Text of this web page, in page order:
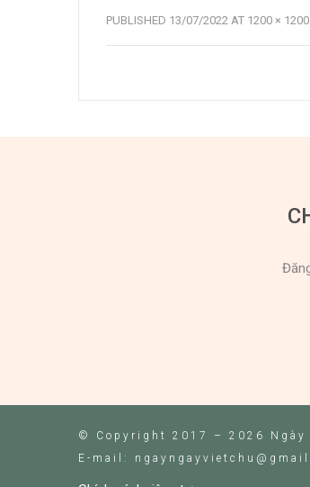
PUBLISHED 13/07/2022 AT 1200 × 1200
© Copyright 2017 – 2026 Ngày
E-mail: